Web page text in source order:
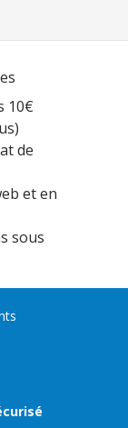
10€
de
et en
sous